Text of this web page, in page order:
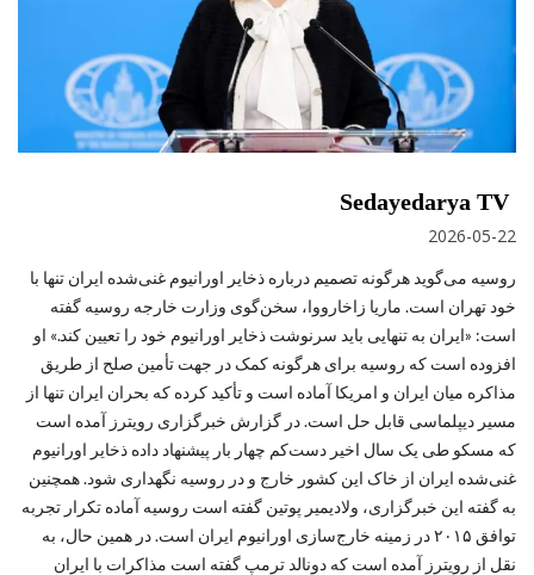
Sedayedarya TV
2026-05-22
روسیه می‌گوید هرگونه تصمیم درباره ذخایر اورانیوم غنی‌شده ایران تنها با
خود تهران است. ماریا زاخارووا، سخن‌گوی وزارت خارجه روسیه گفته
است: «ایران به تنهایی باید سرنوشت ذخایر اورانیوم خود را تعیین کند.» او
افزوده است که روسیه برای هرگونه کمک در جهت تأمین صلح از طریق
مذاکره میان ایران و امریکا آماده است و تأکید کرده که بحران ایران تنها از
مسیر دیپلماسی قابل حل است. در گزارش خبرگزاری رویترز آمده است
که مسکو طی یک سال اخیر دست‌کم چهار بار پیشنهاد داده ذخایر اورانیوم
غنی‌شده ایران از خاک این کشور خارج و در روسیه نگهداری شود. همچنین
به گفته این خبرگزاری، ولادیمیر پوتین گفته است روسیه آماده تکرار تجربه
توافق ۲۰۱۵ در زمینه خارج‌سازی اورانیوم ایران است. در همین حال، به
نقل از رویترز آمده است که دونالد ترمپ گفته است مذاکرات با ایران